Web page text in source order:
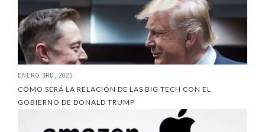
ENERO 3RD, 2025
CÓMO SERÁ LA RELACIÓN DE LAS BIG TECH CON EL
GOBIERNO DE DONALD TRUMP